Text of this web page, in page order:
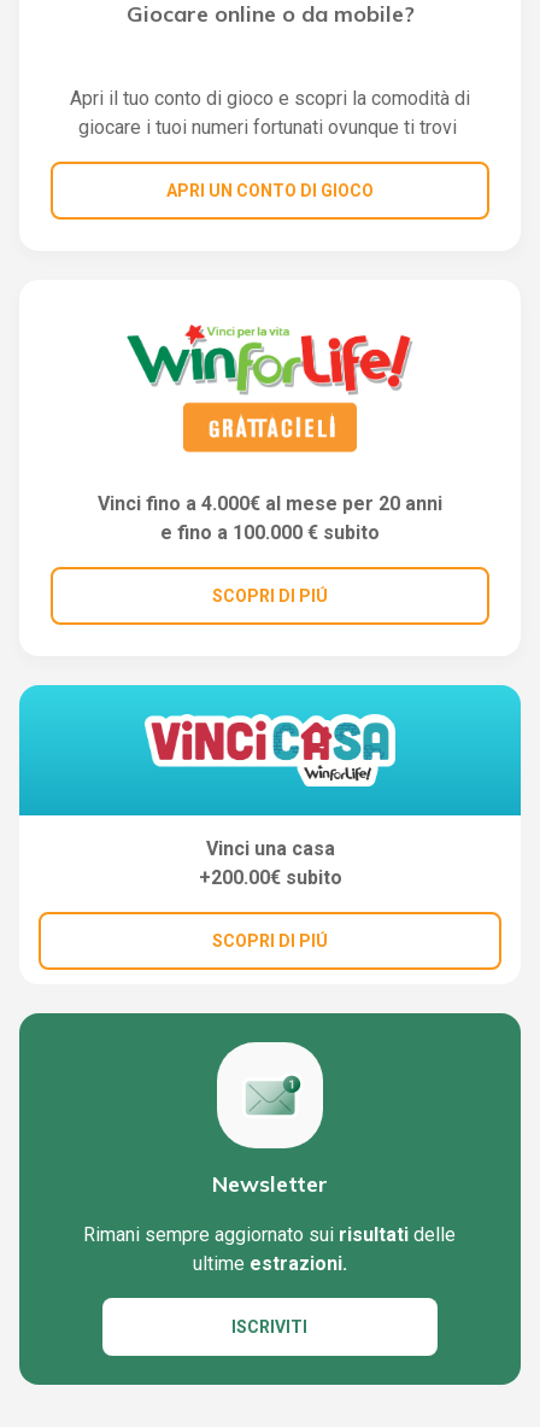
Giocare online o da mobile?
Apri il tuo conto di gioco e scopri la comodità di
giocare i tuoi numeri fortunati ovunque ti trovi
APRI UN CONTO DI GIOCO
Vinci fino a 4.000€ al mese per 20 anni
e fino a 100.000 € subito
SCOPRI DI PIÚ
Vinci una casa
+200.00€ subito
SCOPRI DI PIÚ
Newsletter
Rimani sempre aggiornato sui risultati delle
ultime estrazioni.
ISCRIVITI